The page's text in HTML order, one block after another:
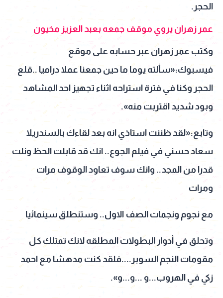
الحجر.
عمر زهران يروي موقف جمعه بعبد العزيز مخيون
وكتب عمر زهران عبر حسابه على موقع
فيسبوك:«سألته يوما ما حين جمعنا عملا دراميا ..قلع
الحجر وكنا في فترة استراحه اثناء تجهيز احد المشاهد
وبود شديد اقتربت منه».
وتابع:«لقد ظننت استاذي انه بعد لقاءك بالسندريلا
سعاد حسني في فيلم الجوع.. انك قد قابلت الحظ ونلت
قدرا من المجد.. وانك سوف تعاود الوقوف مرات
ومرات
مع نجوم ونجمات الصف الاول.. وستنطلق سينمائيا
وتحلق في أدوار البطولات المطلقه لانك تمتلك كل
مقومات النجم السوبر....فلقد كنت مدهشا مع احمد
زكي في الهروب...و ...و...و».